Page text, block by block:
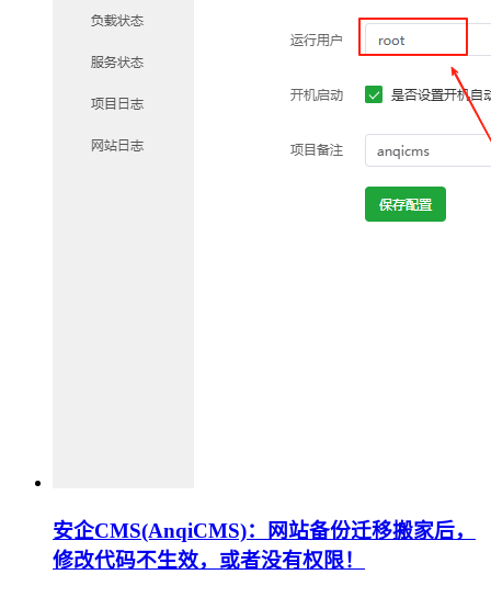
安企CMS(AnqiCMS)：网站备份迁移搬家后，
修改代码不生效，或者没有权限！